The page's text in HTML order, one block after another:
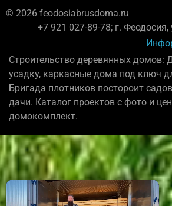
© 2026 feodosiabrusdoma.ru
+7 921 027-89-78; г. Феодосия,
Строительство деревянных домов:
усадку, каркасные дома под ключ
Бригада плотников постороит
дачи. Каталог проектов с фото и
домокомплект.